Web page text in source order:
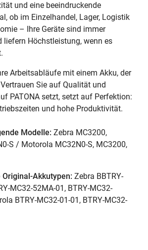
und eine beeindruckende
ob im Einzelhandel, Lager, Logistik
– Ihre Geräte sind immer
liefern Höchstleistung, wenn es
Arbeitsabläufe mit einem Akku, der
Sie auf Qualität und
PATONA setzt, setzt auf Perfektion:
und hohe Produktivität.
Modelle: Zebra MC3200,
S / Motorola MC32N0-S, MC3200,
Akkutypen: Zebra BBTRY-
MC32-52MA-01, BTRY-MC32-
BTRY-MC32-01-01, BTRY-MC32-